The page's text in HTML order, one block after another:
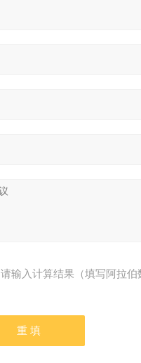
请输入计算结果（填写阿拉